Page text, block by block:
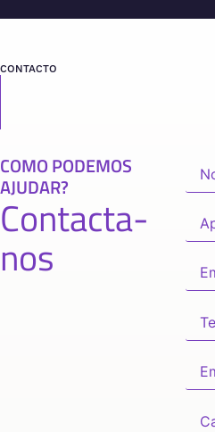
CONTACTO
COMO PODEMOS
AJUDAR?
Contacta-
nos